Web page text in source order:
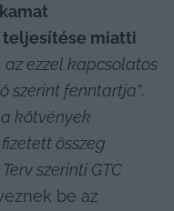
teljesítése miatti
az ezzel kapcsolatos
szerint fenntartja”.
kötvények
összeg
szerinti GTC
be az